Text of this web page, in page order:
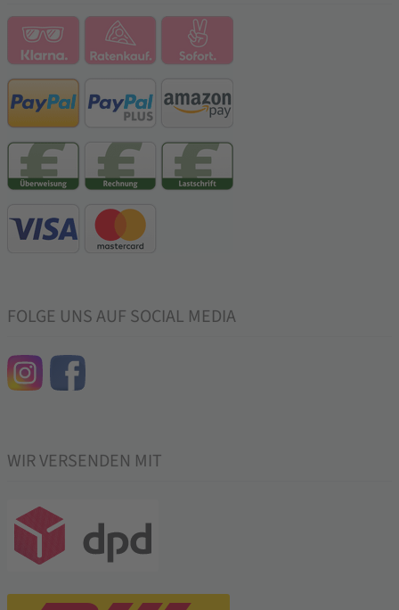
FOLGE UNS AUF SOCIAL MEDIA
WIR VERSENDEN MIT